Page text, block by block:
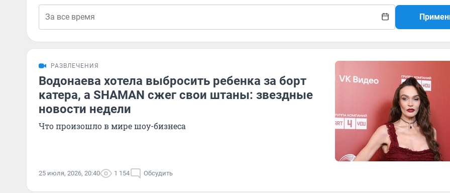
РАЗВЛЕЧЕНИЯ
Водонаева хотела выбросить ребенка за борт
катера, а SHAMAN сжег свои штаны: звездные
новости недели
Что произошло в мире шоу-бизнеса
25 июля, 2026, 20:40 1 154 Обсудить